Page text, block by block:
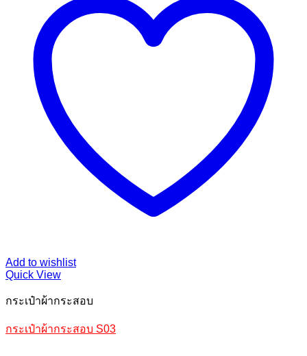
Add to wishlist
Quick View
กระเป๋าผ้ากระสอบ
กระเป๋าผ้ากระสอบ S03